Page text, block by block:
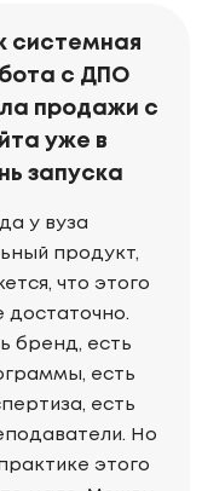
системная
с ДПО
продажи с
уже в
запуска
у вуза
продукт,
что этого
достаточно.
бренд, есть
есть
есть
Но
этого